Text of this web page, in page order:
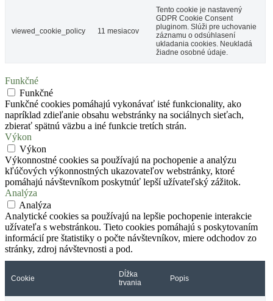
viewed_cookie_policy 11 mesiacov
Tento cookie je nastavený
GDPR Cookie Consent
pluginom. Slúži pre uchovanie
záznamu o odsúhlasení
ukladania cookies. Neukladá
žiadne osobné údaje.
Funkčné
Funkčné
Funkčné cookies pomáhajú vykonávať isté funkcionality, ako
napríklad zdieľanie obsahu webstránky na sociálnych sieťach,
zbierať spätnú väzbu a iné funkcie tretích strán.
Výkon
Výkon
Výkonnostné cookies sa používajú na pochopenie a analýzu
kľúčových výkonnostných ukazovateľov webstránky, ktoré
pomáhajú návštevníkom poskytnúť lepší užívateľský zážitok.
Analýza
Analýza
Analytické cookies sa používajú na lepšie pochopenie interakcie
užívateľa s webstránkou. Tieto cookies pomáhajú s poskytovaním
informácií pre štatistiky o počte návštevníkov, miere odchodov zo
stránky, zdroj návštevnosti a pod.
Cookie
Dĺžka
trvania
Popis